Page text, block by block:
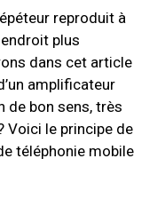
reproduit à
plus
dans cet article
amplificateur
de bon sens, très
Voici le principe de
téléphonie mobile